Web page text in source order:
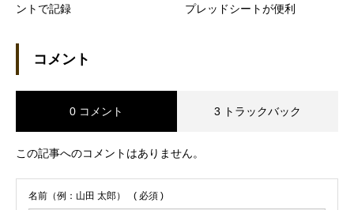
ントで記録
プレッドシートが便利
コメント
0 コメント 3 トラックバック
この記事へのコメントはありません。
名前（例：山田 太郎） ( 必須 )